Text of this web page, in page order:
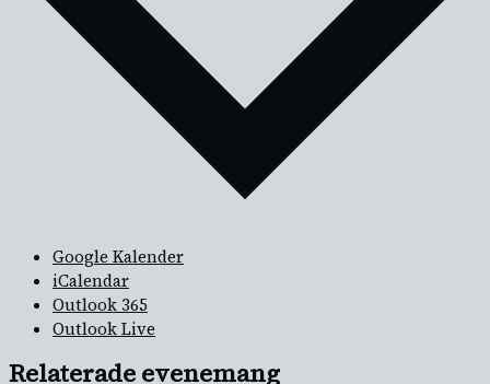
Google Kalender
iCalendar
Outlook 365
Outlook Live
Relaterade evenemang